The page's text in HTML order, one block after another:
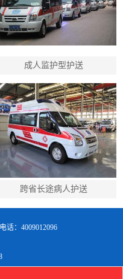
成人监护型护送
跨省长途病人护送
话：4009012096